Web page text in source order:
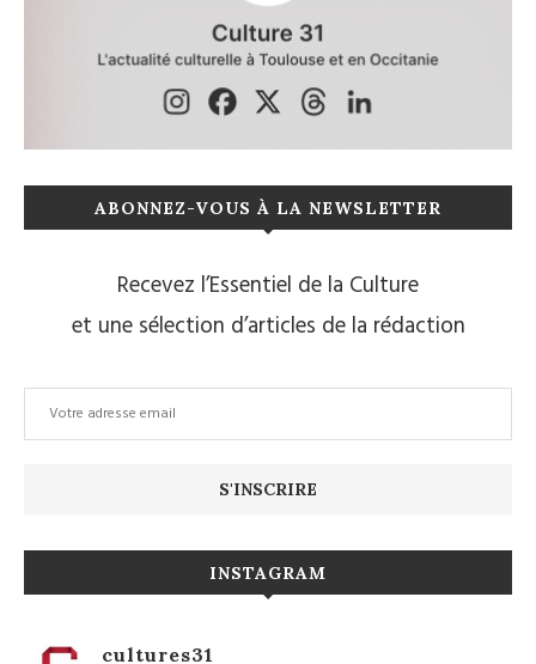
ABONNEZ-VOUS À LA NEWSLETTER
Recevez l’Essentiel de la Culture
et une sélection d’articles de la rédaction
INSTAGRAM
cultures31